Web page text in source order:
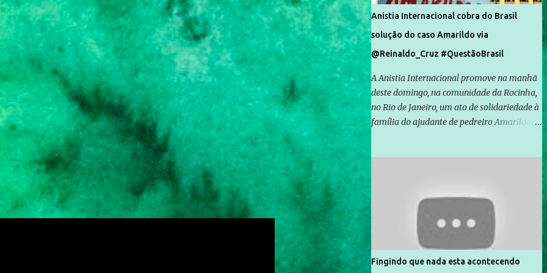
Anistia Internacional cobra do Brasil
solução do caso Amarildo via
@Reinaldo_Cruz #QuestãoBrasil
A Anistia Internacional promove na manhã
deste domingo, na comunidade da Rocinha,
no Rio de Janeiro, um ato de solidariedade à
família do ajudante de pedreiro Amarildo de
Rocinha. A assessora de Direitos Humanos
da Anistia Internacional, Renata Neder, disse
à Agência Brasil que ações e atividades de
mobilização são feitas normalmente pela
organização não governamental. As ações
de solidariedade são promovidas em apoio
Fingindo que nada esta acontecendo